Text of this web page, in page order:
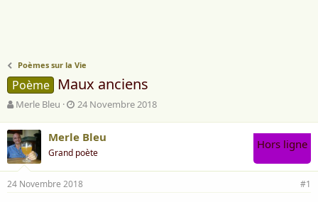
Poèmes sur la Vie
Poème Maux anciens
A
t
e
u
r
d
e
Merle Bleu
D
e
d
d
é
24 Novembre 2018
Merle Bleu
Grand poète
Hors ligne
24 Novembre 2018 #1